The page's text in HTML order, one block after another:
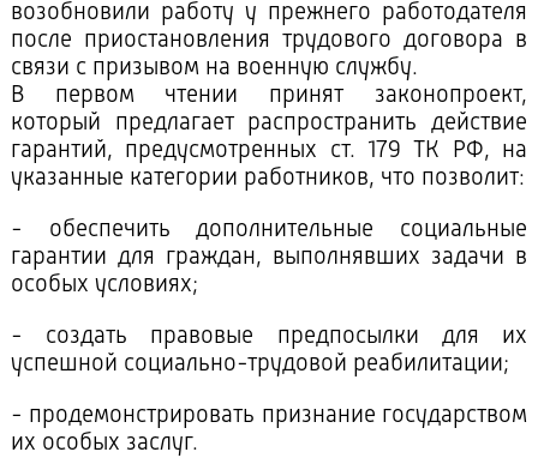
возобновили работу у прежнего работодателя
после приостановления трудового договора в
связи с призывом на военную службу.
В первом чтении принят законопроект,
который предлагает распространить действие
гарантий, предусмотренных ст. 179 ТК РФ, на
указанные категории работников, что позволит:
- обеспечить дополнительные социальные
гарантии для граждан, выполнявших задачи в
особых условиях;
- создать правовые предпосылки для их
успешной социально-трудовой реабилитации;
- продемонстрировать признание государством
их особых заслуг.